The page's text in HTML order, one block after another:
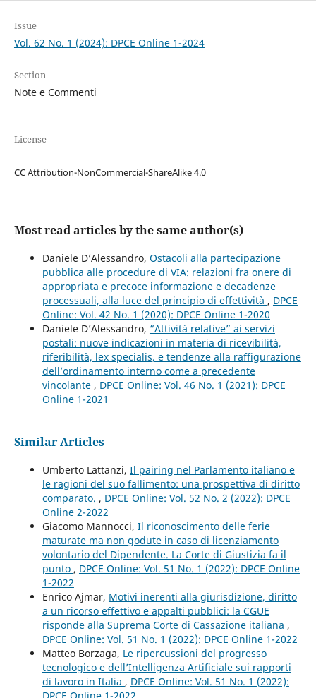
Issue
Vol. 62 No. 1 (2024): DPCE Online 1-2024
Section
Note e Commenti
License
CC Attribution-NonCommercial-ShareAlike 4.0
Most read articles by the same author(s)
Daniele D’Alessandro, Ostacoli alla partecipazione
pubblica alle procedure di VIA: relazioni fra onere di
appropriata e precoce informazione e decadenze
processuali, alla luce del principio di effettività , DPCE
Online: Vol. 42 No. 1 (2020): DPCE Online 1-2020
Daniele D’Alessandro, “Attività relative” ai servizi
postali: nuove indicazioni in materia di ricevibilità,
riferibilità, lex specialis, e tendenze alla raffigurazione
dell’ordinamento interno come a precedente
vincolante , DPCE Online: Vol. 46 No. 1 (2021): DPCE
Online 1-2021
Similar Articles
Umberto Lattanzi, Il pairing nel Parlamento italiano e
le ragioni del suo fallimento: una prospettiva di diritto
comparato. , DPCE Online: Vol. 52 No. 2 (2022): DPCE
Online 2-2022
Giacomo Mannocci, Il riconoscimento delle ferie
maturate ma non godute in caso di licenziamento
volontario del Dipendente. La Corte di Giustizia fa il
punto , DPCE Online: Vol. 51 No. 1 (2022): DPCE Online
1-2022
Enrico Ajmar, Motivi inerenti alla giurisdizione, diritto
a un ricorso effettivo e appalti pubblici: la CGUE
risponde alla Suprema Corte di Cassazione italiana ,
DPCE Online: Vol. 51 No. 1 (2022): DPCE Online 1-2022
Matteo Borzaga, Le ripercussioni del progresso
tecnologico e dell’Intelligenza Artificiale sui rapporti
di lavoro in Italia , DPCE Online: Vol. 51 No. 1 (2022):